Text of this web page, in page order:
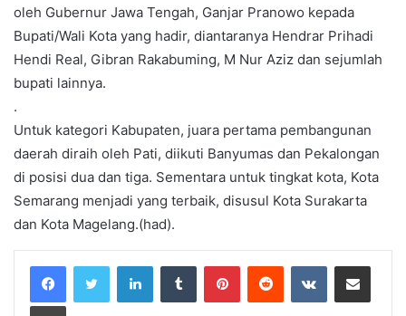
oleh Gubernur Jawa Tengah, Ganjar Pranowo kepada
Bupati/Wali Kota yang hadir, diantaranya Hendrar Prihadi
Hendi Real, Gibran Rakabuming, M Nur Aziz dan sejumlah
bupati lainnya.
.
Untuk kategori Kabupaten, juara pertama pembangunan
daerah diraih oleh Pati, diikuti Banyumas dan Pekalongan
di posisi dua dan tiga. Sementara untuk tingkat kota, Kota
Semarang menjadi yang terbaik, disusul Kota Surakarta
dan Kota Magelang.(had).
LinkedInTumblr PinterestReddit VKontakteShare via Email
Print